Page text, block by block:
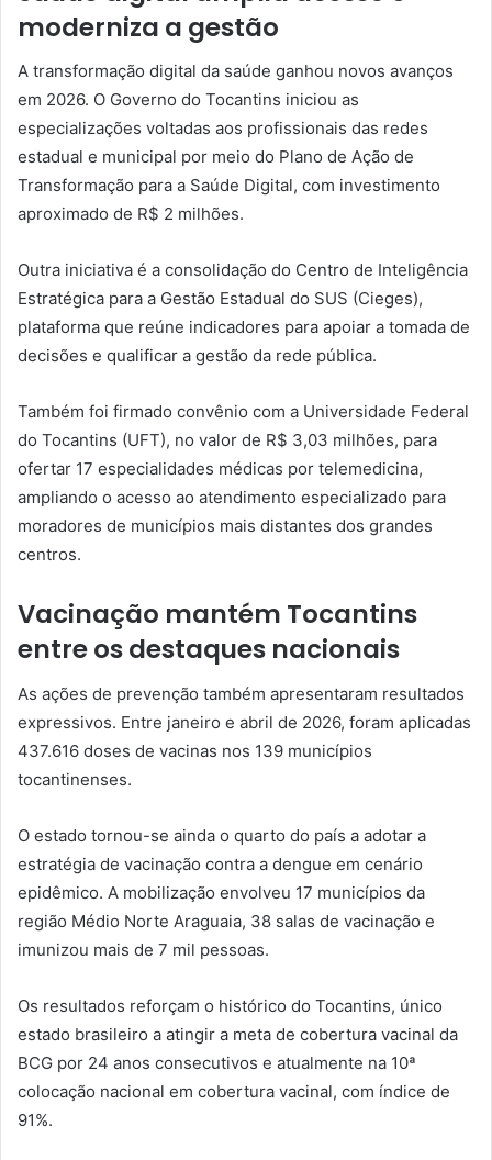
moderniza a gestão
A transformação digital da saúde ganhou novos avanços
em 2026. O Governo do Tocantins iniciou as
especializações voltadas aos profissionais das redes
estadual e municipal por meio do Plano de Ação de
Transformação para a Saúde Digital, com investimento
aproximado de R$ 2 milhões.
Outra iniciativa é a consolidação do Centro de Inteligência
Estratégica para a Gestão Estadual do SUS (Cieges),
plataforma que reúne indicadores para apoiar a tomada de
decisões e qualificar a gestão da rede pública.
Também foi firmado convênio com a Universidade Federal
do Tocantins (UFT), no valor de R$ 3,03 milhões, para
ofertar 17 especialidades médicas por telemedicina,
ampliando o acesso ao atendimento especializado para
moradores de municípios mais distantes dos grandes
centros.
Vacinação mantém Tocantins
entre os destaques nacionais
As ações de prevenção também apresentaram resultados
expressivos. Entre janeiro e abril de 2026, foram aplicadas
437.616 doses de vacinas nos 139 municípios
tocantinenses.
O estado tornou-se ainda o quarto do país a adotar a
estratégia de vacinação contra a dengue em cenário
epidêmico. A mobilização envolveu 17 municípios da
região Médio Norte Araguaia, 38 salas de vacinação e
imunizou mais de 7 mil pessoas.
Os resultados reforçam o histórico do Tocantins, único
estado brasileiro a atingir a meta de cobertura vacinal da
BCG por 24 anos consecutivos e atualmente na 10ª
colocação nacional em cobertura vacinal, com índice de
91%.